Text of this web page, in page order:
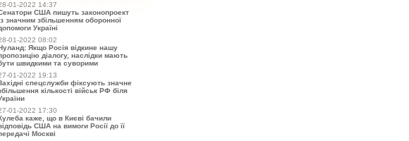
01-2022 14:37
США пишуть законопроект
значним збільшенням оборонної
Україні
01-2022 08:02
Якщо Росія відкине нашу
діалогу, наслідки мають
швидкими та суворими
01-2022 19:13
спецслужби фіксують значне
кількості військ РФ біля
01-2022 17:30
каже, що в Києві бачили
США на вимоги Росії до її
Москві